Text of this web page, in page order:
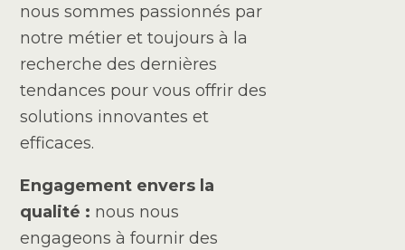
nous sommes passionnés par
notre métier et toujours à la
recherche des dernières
tendances pour vous offrir des
solutions innovantes et
efficaces.
Engagement envers la
qualité : nous nous
engageons à fournir des